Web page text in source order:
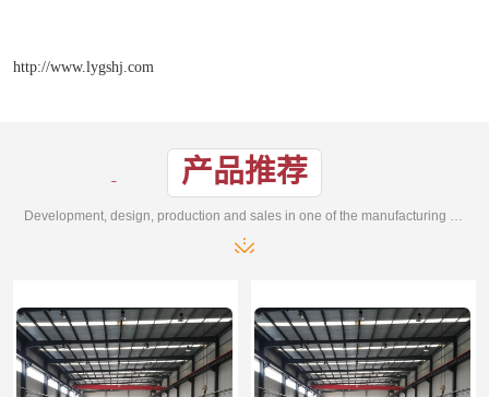
http://www.lygshj.com
产品推荐